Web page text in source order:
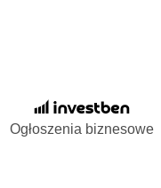
Ogłoszenia biznesowe